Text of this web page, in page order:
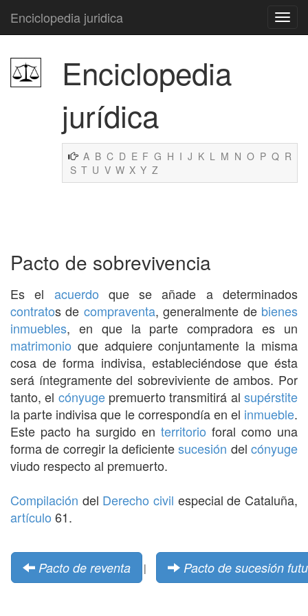
Enciclopedia juridica
Enciclopedia
jurídica
A B C D E F G H I J K L M N O P Q R
S T U V W X Y Z
Pacto de sobrevivencia
Es el acuerdo que se añade a determinados
contratos de compraventa, generalmente de bienes
inmuebles, en que la parte compradora es un
matrimonio que adquiere conjuntamente la misma
cosa de forma indivisa, estableciéndose que ésta
será íntegramente del sobreviviente de ambos. Por
tanto, el cónyugepremuerto transmitirá alsupérstite
la parte indivisa que le correspondía en el inmueble.
Este pacto ha surgido en territorio foral como una
forma de corregir la deficientesucesión delcónyuge
viudo respecto al premuerto.
Compilación del Derecho civil especial de Cataluña,
artículo 61.
Pacto de reventa | Pacto de sucesión